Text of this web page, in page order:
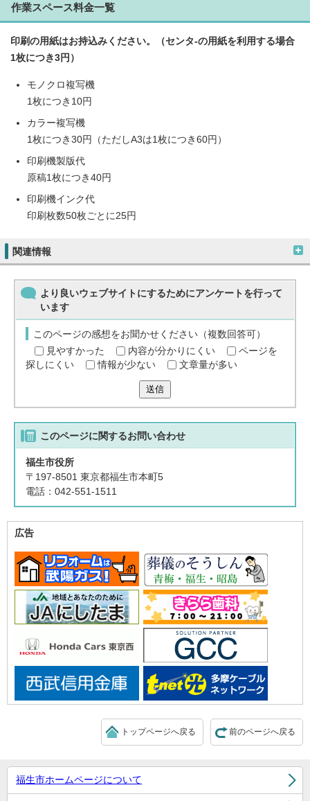
作業スペース料金一覧
印刷の用紙はお持込みください。（センタ-の用紙を利用する場合
1枚につき3円）
モノクロ複写機
1枚につき10円
カラー複写機
1枚につき30円（ただしA3は1枚につき60円）
印刷機製版代
原稿1枚につき40円
印刷機インク代
印刷枚数50枚ごとに25円
関連情報
より良いウェブサイトにするためにアンケートを行って
います
このページの感想をお聞かせください（複数回答可）
見やすかった
内容が分かりにくい
ページを
探しにくい
情報が少ない 文章量が多い
送信
このページに関するお問い合わせ
福生市役所
〒197-8501 東京都福生市本町5
電話：042-551-1511
広告
前のページへ戻る
トップページへ戻る
福生市ホームページについて